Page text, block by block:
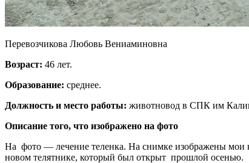
Перевозчикова Любовь Вениаминовна
Возраст: 46 лет.
Образование: среднее.
Должность и место работы: животновод в СПК им
Описание того, что изображено на фото
На фото — лечение теленка. На снимке изображены мои
новом телятнике, который был открыт прошлой осенью.